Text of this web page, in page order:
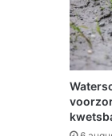
v
e
r
l
a
n
d
g